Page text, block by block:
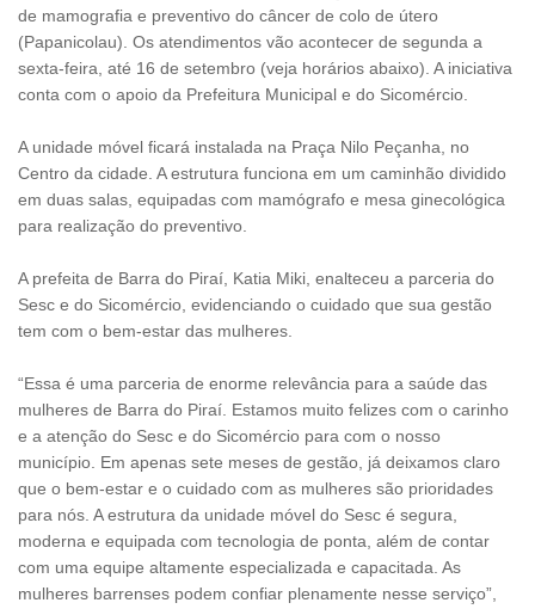
de mamografia e preventivo do câncer de colo de útero
(Papanicolau). Os atendimentos vão acontecer de segunda a
sexta-feira, até 16 de setembro (veja horários abaixo). A iniciativa
conta com o apoio da Prefeitura Municipal e do Sicomércio.
A unidade móvel ficará instalada na Praça Nilo Peçanha, no
Centro da cidade. A estrutura funciona em um caminhão dividido
em duas salas, equipadas com mamógrafo e mesa ginecológica
para realização do preventivo.
A prefeita de Barra do Piraí, Katia Miki, enalteceu a parceria do
Sesc e do Sicomércio, evidenciando o cuidado que sua gestão
tem com o bem-estar das mulheres.
“Essa é uma parceria de enorme relevância para a saúde das
mulheres de Barra do Piraí. Estamos muito felizes com o carinho
e a atenção do Sesc e do Sicomércio para com o nosso
município. Em apenas sete meses de gestão, já deixamos claro
que o bem-estar e o cuidado com as mulheres são prioridades
para nós. A estrutura da unidade móvel do Sesc é segura,
moderna e equipada com tecnologia de ponta, além de contar
com uma equipe altamente especializada e capacitada. As
mulheres barrenses podem confiar plenamente nesse serviço”,